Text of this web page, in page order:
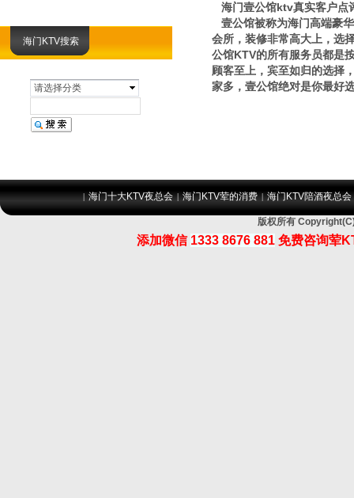
海门KTV搜索
请选择分类
海门壹公馆ktv真实客户点
壹公馆被称为海门高端豪
会所，装修非常高大上，选
公馆KTV的所有服务员都是
顾客至上，宾至如归的选择
家多，壹公馆绝对是你最好
|海门十大KTV夜总会 |海门KTV荤的消费 |海门KTV陪酒夜总会
版权所有
添加微信 1333 8676 881 免费咨询荤